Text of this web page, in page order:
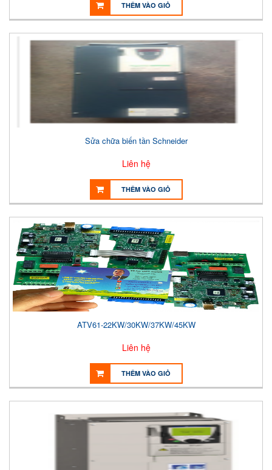
THÊM VÀO GIỎ
Sửa chữa biến tần Schneider
Liên hệ
THÊM VÀO GIỎ
ATV61-22KW/30KW/37KW/45KW
Liên hệ
THÊM VÀO GIỎ